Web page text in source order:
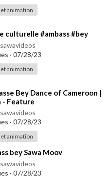
animation
culturelle #ambass #bey
· 07/28/23
animation
Bey Dance of Cameroon |
- Feature
· 07/28/23
animation
bey Sawa Moov
· 07/28/23